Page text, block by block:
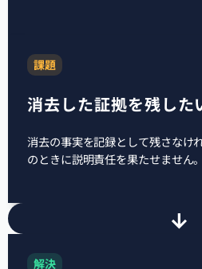
課題
消去した証拠を残した
消去の事実を記録として残さなけ
のときに説明責任を果たせません。
解決